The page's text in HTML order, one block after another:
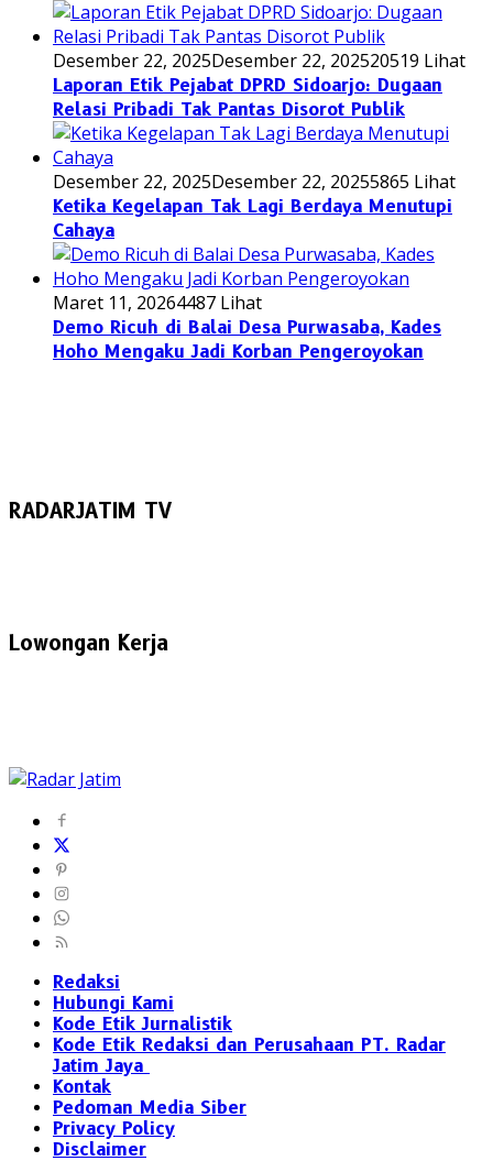
Desember 22, 2025Desember 22, 202520519 Lihat
Laporan Etik Pejabat DPRD Sidoarjo: Dugaan
Relasi Pribadi Tak Pantas Disorot Publik
Desember 22, 2025Desember 22, 20255865 Lihat
Ketika Kegelapan Tak Lagi Berdaya Menutupi
Cahaya
Maret 11, 20264487 Lihat
Demo Ricuh di Balai Desa Purwasaba, Kades
Hoho Mengaku Jadi Korban Pengeroyokan
RADARJATIM TV
Lowongan Kerja
Redaksi
Hubungi Kami
Kode Etik Jurnalistik
Kode Etik Redaksi dan Perusahaan PT. Radar
Jatim Jaya
Kontak
Pedoman Media Siber
Privacy Policy
Disclaimer